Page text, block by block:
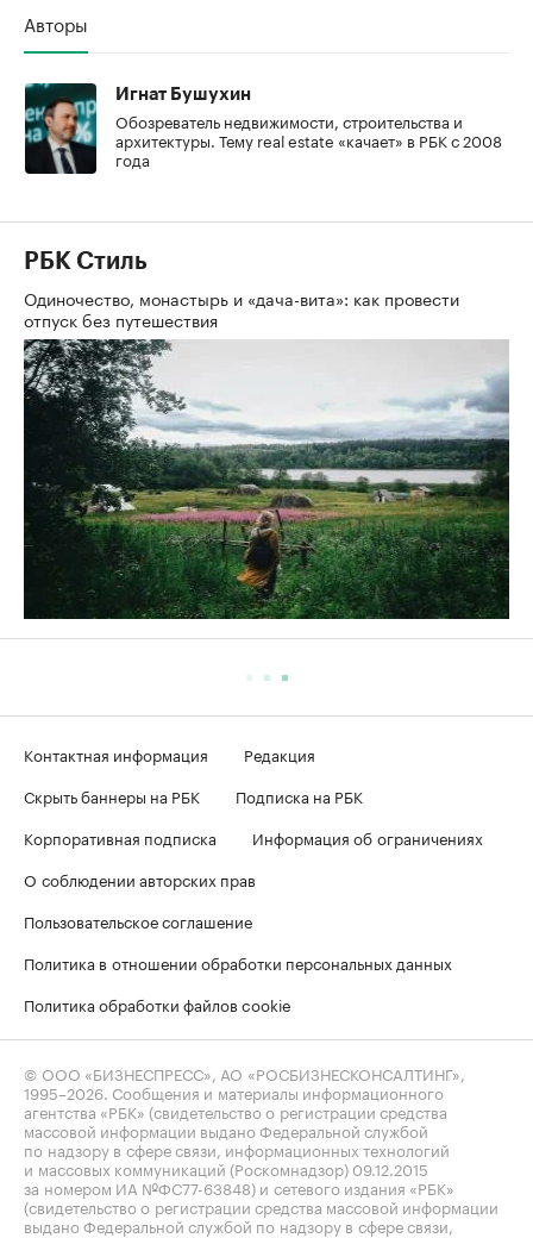
Авторы
Игнат Бушухин
Обозреватель недвижимости, строительства и
архитектуры. Тему real estate «качает» в РБК с 2008
года
РБК Стиль
Одиночество, монастырь и «дача-вита»: как провести
отпуск без путешествия
Контактная информация
Редакция
Скрыть баннеры на РБК
Подписка на РБК
Корпоративная подписка
Информация об ограничениях
О соблюдении авторских прав
Пользовательское соглашение
Политика в отношении обработки персональных данных
Политика обработки файлов cookie
© ООО «БИЗНЕСПРЕСС», АО «РОСБИЗНЕСКОНСАЛТИНГ»,
1995–2026 . Сообщения и материалы информационного
агентства «РБК» (свидетельство о регистрации средства
массовой информации выдано Федеральной службой
по надзору в сфере связи, информационных технологий
и массовых коммуникаций (Роскомнадзор) 09.12.2015
за номером ИА №ФС77-63848) и сетевого издания «РБК»
(свидетельство о регистрации средства массовой информации
выдано Федеральной службой по надзору в сфере связи,